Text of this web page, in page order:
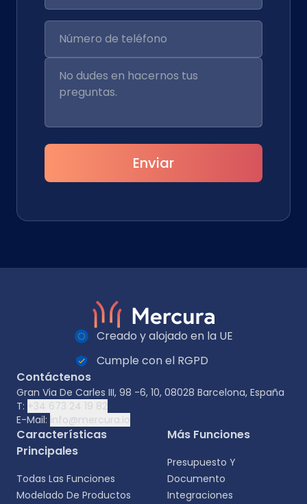
Enviar
Creado y alojado en la UE
Cumple con el RGPD
Contáctenos
Gran Via De Carles III, 98 -6, 10, 08028 Barcelona, España
T: +34 673 24 19 82
E-Mail: info@mercura.io
Características
Principales
Todas Las Funciones
Modelado De Productos
Más Funciones
Presupuesto Y
Documento
Integraciones